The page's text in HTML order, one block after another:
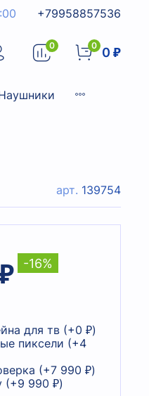
+79958857536
0 0 0 ₽
арт. 139754
-16%
для тв (+0 ₽)
пиксели (+4
(+7 990 ₽)
(+9 990 ₽)